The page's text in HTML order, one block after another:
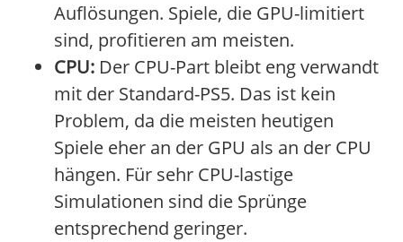
Auflösungen. Spiele, die GPU-limitiert
sind, profitieren am meisten.
CPU: Der CPU-Part bleibt eng verwandt
mit der Standard-PS5. Das ist kein
Problem, da die meisten heutigen
Spiele eher an der GPU als an der CPU
hängen. Für sehr CPU-lastige
Simulationen sind die Sprünge
entsprechend geringer.